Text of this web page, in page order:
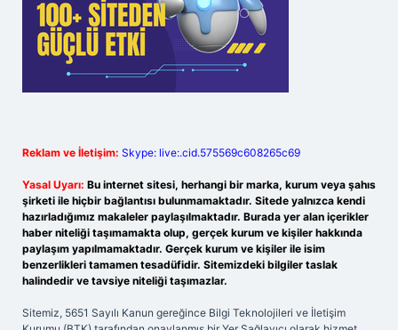
Reklam ve İletişim: Skype: live:.cid.575569c608265c69
Yasal Uyarı: Bu internet sitesi, herhangi bir marka, kurum veya şahıs
şirketi ile hiçbir bağlantısı bulunmamaktadır. Sitede yalnızca kendi
hazırladığımız makaleler paylaşılmaktadır. Burada yer alan içerikler
haber niteliği taşımamakta olup, gerçek kurum ve kişiler hakkında
paylaşım yapılmamaktadır. Gerçek kurum ve kişiler ile isim
benzerlikleri tamamen tesadüfidir. Sitemizdeki bilgiler taslak
halindedir ve tavsiye niteliği taşımazlar.
Sitemiz, 5651 Sayılı Kanun gereğince Bilgi Teknolojileri ve İletişim